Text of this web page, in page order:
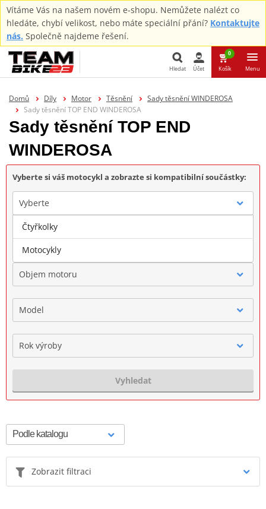
Vítáme Vás na našem novém e-shopu. Nemůžete nalézt co
hledáte, chybí velikost, nebo máte speciální přání? Kontaktujte
nás. Společně najdeme řešení.
Hledat
Hledat Účet
0
Košík Menu
Domů Díly Motor Těsnění
Sady těsnění WINDEROSA
Sady těsnění TOP END WINDEROSA
Sady těsnění TOP END
WINDEROSA
Vyberte si váš motocykl a zobrazte si kompatibilní součástky:
Vyberte
Značka
Objem motoru
Model
Rok výroby
Vyhledat
Zobrazit filtraci
Čtyřkolky
Motocykly